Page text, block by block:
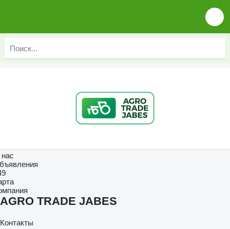
AGRO TRADE JABES
Контакты